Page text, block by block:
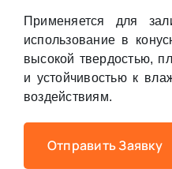
Применяется для
использование в
высокой твердостью,
и устойчивостью к
воздействиям.
Отправить Заявку